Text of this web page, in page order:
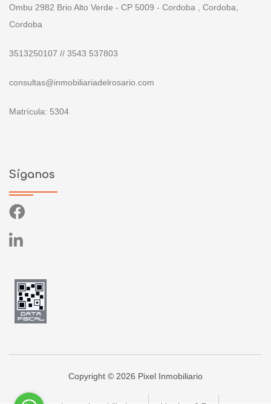
Ombu 2982 Brio Alto Verde - CP 5009 - Cordoba , Cordoba,
Cordoba
3513250107 // 3543 537803
consultas@inmobiliariadelrosario.com
Matrícula: 5304
Síganos
Copyright © 2026 Pixel Inmobiliario